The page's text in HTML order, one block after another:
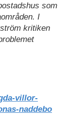
som
I
kritiken
villor-
naddebo